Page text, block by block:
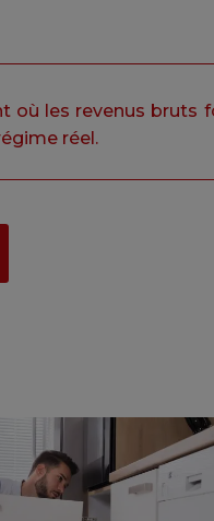
où les revenus bruts
réel.